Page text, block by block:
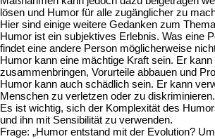
lösen und Humor für alle zugänglicher zu
Hier sind einige weitere Gedanken zum
Humor ist ein subjektives Erlebnis. Was eine
findet eine andere Person möglicherweise
Humor kann eine mächtige Kraft sein. Er
zusammenbringen, Vorurteile abbauen und
Humor kann auch schädlich sein. Er kann
Menschen zu verletzen oder zu diskriminieren.
Es ist wichtig, sich der Komplexität des
und ihn mit Sensibilität zu verwenden.
Frage: „Humor entstand mit der Evolution?